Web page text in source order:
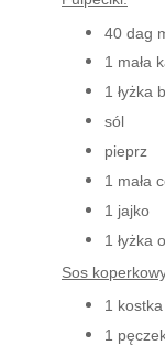
40 dag
1 mała
1 łyżka
sól
pieprz
1 mała
1 jajko
1 łyżka
Sos
1 kostka
1